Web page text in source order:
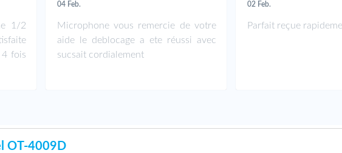
1/2
4 fois
04 Feb.
Microphone vous remercie de votre
aide le deblocage a ete réussi avec
sucsait cordialement
02 Feb.
Parfait reçue
OT-4009D